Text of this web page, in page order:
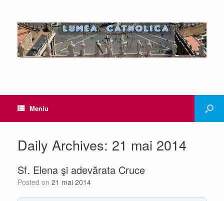
Meniu
Daily Archives: 21 mai 2014
Sf. Elena şi adevărata Cruce
Posted on 21 mai 2014